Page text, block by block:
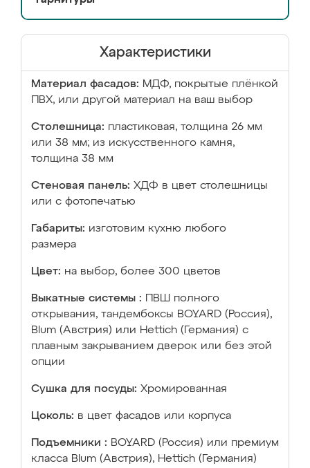
Характеристики
Материал фасадов: МДФ, покрытые плёнкой
ПВХ, или другой материал на ваш выбор
Столешница: пластиковая, толщина 26 мм
или 38 мм; из искусственного камня,
толщина 38 мм
Стеновая панель: ХДФ в цвет столешницы
или с фотопечатью
Габариты: изготовим кухню любого
размера
Цвет: на выбор, более 300 цветов
Выкатные системы :
ПВШ полного
открывания, тандембоксы BOYARD (Россия),
Blum (Австрия) или Hettich (Германия) с
плавным закрыванием дверок или без этой
опции
Сушка для посуды: Хромированная
Цоколь: в цвет фасадов или корпуса
Подъемники : BOYARD (Россия) или премиум
класса Blum (Австрия), Hettich (Германия)